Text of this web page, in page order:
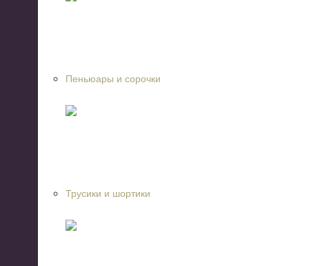
Пеньюары и сорочки
Трусики и шортики